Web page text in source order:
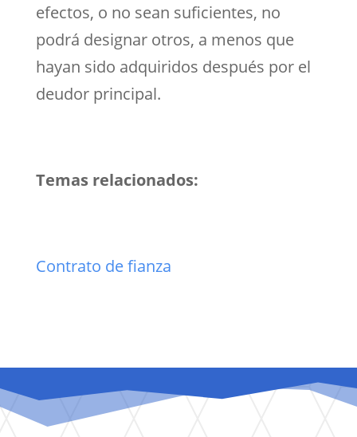
efectos, o no sean suficientes, no
podrá designar otros, a menos que
hayan sido adquiridos después por el
deudor principal.
Temas relacionados:
Contrato de fianza